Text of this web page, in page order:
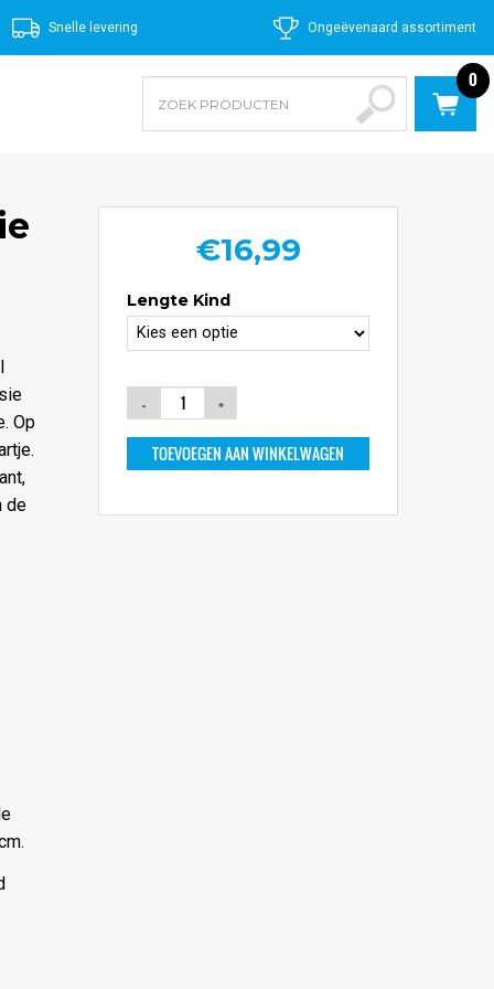
Snelle levering Ongeëvenaard assortiment
0
€16,99
Lengte Kind
TOEVOEGEN AAN WINKELWAGEN
Op
de